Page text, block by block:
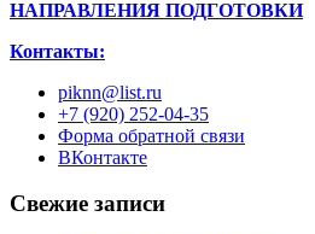
НАПРАВЛЕНИЯ ПОДГОТОВКИ
Контакты:
piknn@list.ru
+7 (920) 252-04-35
Форма обратной связи
ВКонтакте
Свежие записи